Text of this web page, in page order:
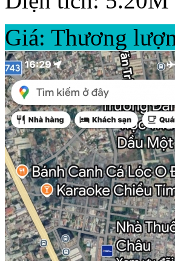
Giá: Thương